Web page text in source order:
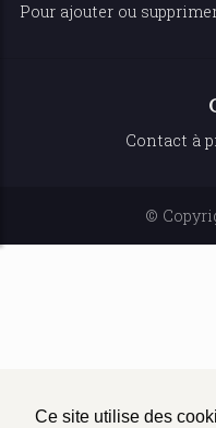
Ce site utilise des
Pour ajouter ou
Contact à
©